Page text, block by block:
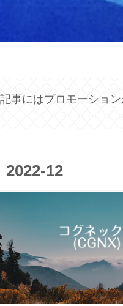
事にはプロモーション
2022-12